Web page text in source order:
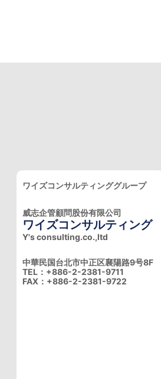
ワイズコンサルティンググループ
威志企管顧問股份有限公司
ワイズコンサルティング
Y's consulting.co.,ltd
中華民国台北市中正区襄陽路9号8F
TEL：+886-2-2381-9711
FAX：+886-2-2381-9722